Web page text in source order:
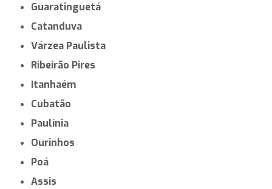
Guaratinguetá
Catanduva
Várzea Paulista
Ribeirão Pires
Itanhaém
Cubatão
Paulínia
Ourinhos
Poá
Assis